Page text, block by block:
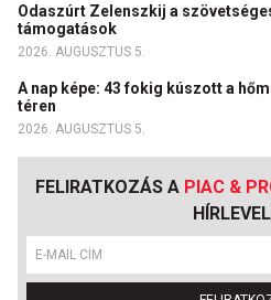
Odaszúrt Zelenszkij a
támogatások
2026. AUGUSZTUS 5.
A nap képe: 43 fokig kúszott a
téren
2026. AUGUSZTUS 5.
FELIRATKOZÁS A PIAC &